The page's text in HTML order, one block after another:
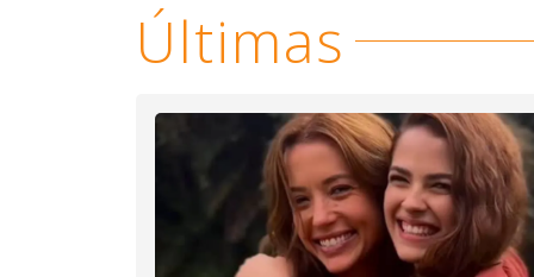
Últimas